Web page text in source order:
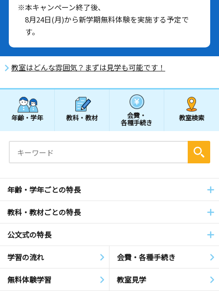
※本キャンペーン終了後、
8月24日(月)から新学期無料体験を実施する予定で
す。
教室はどんな雰囲気？まずは見学も可能です！
年齢・学年 教科・教材 会費・
各種手続き
教室検索
年齢・学年ごとの特長
教科・教材ごとの特長
公文式の特長
学習の流れ 会費・各種手続き
無料体験学習 教室見学